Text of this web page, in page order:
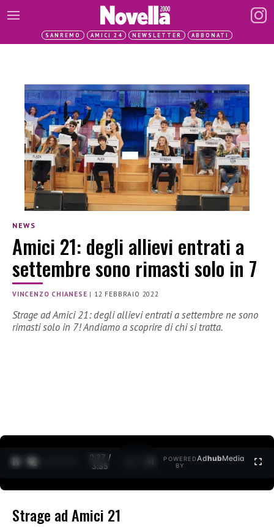
SANREMO AMICI 24 NEWSLETTER ABBONATI
NEWS
Amici 21: degli allievi entrati a
settembre sono rimasti solo in 7
VINCENZO CHIANESE | 12 FEBBRAIO 2022
Strage ad Amici 21: degli allievi entrati a settembre ne sono
rimasti solo in 7! Andiamo a scoprire di chi si tratta.
0:27 /
3:35
POWERED
BY
AdhubMedia
Strage ad Amici 21